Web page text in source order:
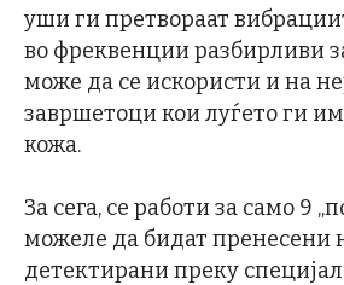
уши ги претвораат
во фреквенции разбирливи
може да се искористи и на
завршетоци кои луѓето ги
кожа.
За сега, се работи за само 9
можеле да бидат пренесени
детектирани преку